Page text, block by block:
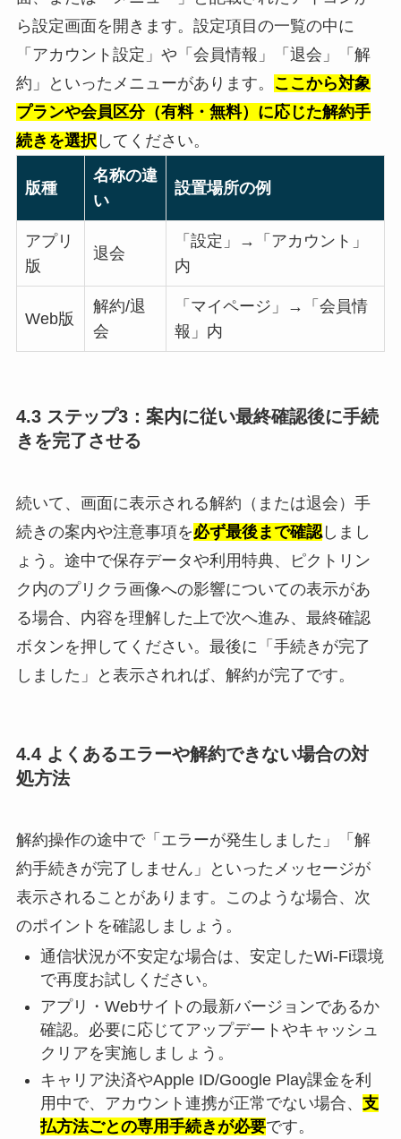
ら設定画面を開きます。設定項目の一覧の中に
「アカウント設定」や「会員情報」「退会」「解
約」といったメニューがあります。
ここから対象
プランや会員区分（有料・無料）に応じた解約手
続きを選択 してください。
版種
名称の違
い
設置場所の例
アプリ
版
退会
「設定」→「アカウント」
内
Web版
解約/退
会
「マイページ」→「会員情
報」内
4.3 ステップ3：案内に従い最終確認後に手続
きを完了させる
続いて、画面に表示される解約（または退会）手
続きの案内や注意事項を必ず最後まで確認しまし
ょう。途中で保存データや利用特典、ピクトリン
ク内のプリクラ画像への影響についての表示があ
る場合、内容を理解した上で次へ進み、最終確認
ボタンを押してください。最後に「手続きが完了
しました」と表示されれば、解約が完了です。
4.4 よくあるエラーや解約できない場合の対
処方法
解約操作の途中で「エラーが発生しました」「解
約手続きが完了しません」といったメッセージが
表示されることがあります。このような場合、次
のポイントを確認しましょう。
通信状況が不安定な場合は、安定したWi-Fi環境
で再度お試しください。
アプリ・Webサイトの最新バージョンであるか
確認。必要に応じてアップデートやキャッシュ
クリアを実施しましょう。
キャリア決済やApple ID/Google Play課金を利
用中で、アカウント連携が正常でない場合、 支
払方法ごとの専用手続きが必要です。